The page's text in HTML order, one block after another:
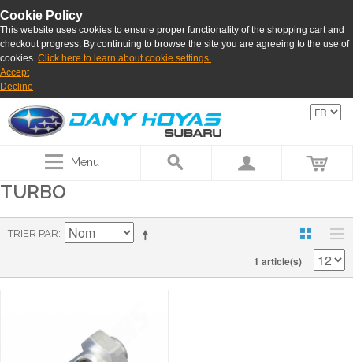
Cookie Policy
This website uses cookies to ensure proper functionality of the shopping cart and
checkout progress. By continuing to browse the site you are agreeing to the use of
cookies. Click here to learn about cookie settings.
Accept
Decline
Menu
TURBO
TRIER PAR
1 article(s)